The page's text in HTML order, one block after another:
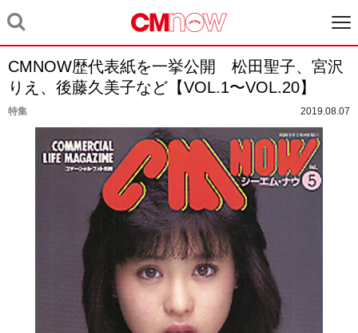
CMNOW歴代表紙を一挙公開 松田聖子、宮沢
りえ、後藤久美子など【VOL.1〜VOL.20】
特集 2019.08.07